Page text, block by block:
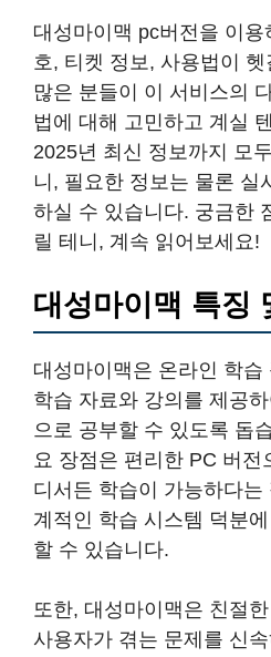
대성마이맥 pc버전을 이
호, 티켓 정보, 사용법이
많은 분들이 이 서비스의
법에 대해 고민하고 계실
2025년 최신 정보까지 모
니, 필요한 정보는 물론 실
하실 수 있습니다. 궁금한
릴 테니, 계속 읽어보세요!
대성마이맥 특징
대성마이맥은 온라인 학
학습 자료와 강의를 제공
으로 공부할 수 있도록 돕
요 장점은 편리한 PC 버전
디서든 학습이 가능하다는
계적인 학습 시스템 덕분
할 수 있습니다.
또한, 대성마이맥은 친절
사용자가 겪는 문제를 신